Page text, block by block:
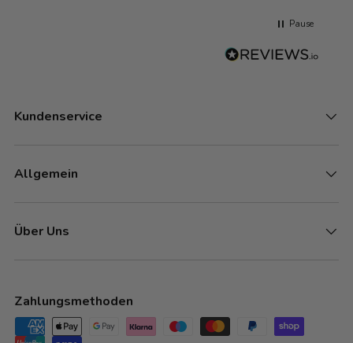
Pause
Kundenservice
Allgemein
Über Uns
Zahlungsmethoden